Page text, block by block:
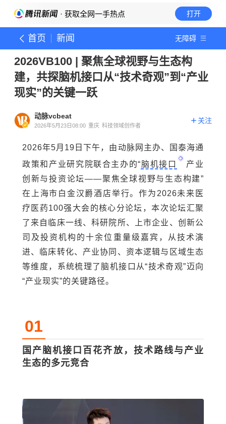
· 获取全网一手热点 打开
首页 新闻 无障碍
2026VB100 | 聚焦全球视野与生态构
建，共探脑机接口从“技术奇观”到“产业
现实”的关键一跃
动脉vcbeat
2026年5月23日08:00 重庆 科技领域创作者
关注
2026年5月19日下午，由动脉网主办、国泰海通
政策和产业研究院联合主办的“脑机接口
产业
创新与投资论坛——聚焦全球视野与生态构建”
在上海市白金汉爵酒店举行。作为2026未来医
疗医药100强大会的核心分论坛，本次论坛汇聚
了来自临床一线、科研院所、上市企业、创新公
司及投资机构的十余位重量级嘉宾，从技术演
进、临床转化、产业协同、资本逻辑与区域生态
等维度，系统梳理了脑机接口从“技术奇观”迈向
“产业现实”的关键路径。
01
国产脑机接口百花齐放，技术路线与产业
生态的多元竞合